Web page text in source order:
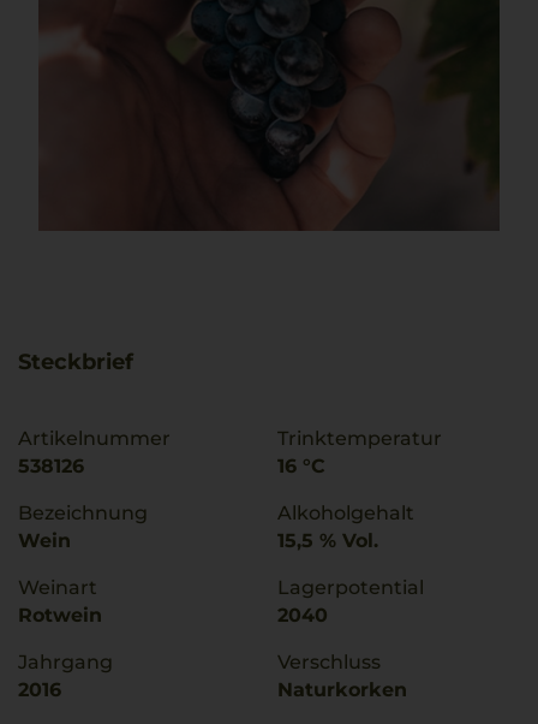
Steckbrief
Artikelnummer
538126
Bezeichnung
Wein
Weinart
Rotwein
Jahrgang
2016
Trinktemperatur
16 °C
Alkoholgehalt
15,5 % Vol.
Lagerpotential
2040
Verschluss
Naturkorken